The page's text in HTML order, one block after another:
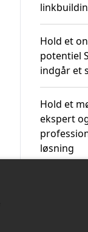
Hold et
potentiel
indgår et
Hold et
ekspert
løsning